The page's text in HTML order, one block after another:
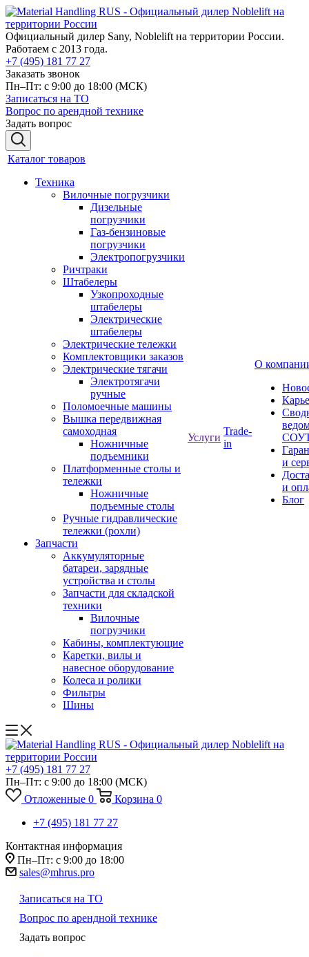
Официальный дилер Sany, Noblelift на территории России.
Работаем с 2013 года.
+7 (495) 181 77 27
Заказать звонок
Пн–Пт: с 9:00 до 18:00 (МСК)
Записаться на ТО
Вопрос по арендной технике
Задать вопрос
Каталог товаров
Техника
Вилочные погрузчики
Дизельные
погрузчики
Газ-бензиновые
погрузчики
Электропогрузчики
Ричтраки
Штабелеры
Узкопроходные
штабелеры
Электрические
штабелеры
Электрические тележки
Комплектовщики заказов
Электрические тягачи
Электротягачи
ручные
Поломоечные машины
Вышка передвижная
самоходная
Ножничные
подъемники
Платформенные столы и
тележки
Ножничные
подъемные столы
Ручные гидравлические
тележки (рохли)
Запчасти
Аккумуляторные
батареи, зарядные
устройства и столы
Запчасти для складской
техники
Вилочные
погрузчики
Кабины, комплектующие
Каретки, вилы и
навесное оборудование
Колеса и ролики
Фильтры
Шины
Услуги
Trade-
in
О
и
и
Блог
+7 (495) 181 77 27
Пн–Пт: с 9:00 до 18:00 (МСК)
Отложенные 0 Корзина 0
+7 (495) 181 77 27
Контактная информация
Пн–Пт: с 9:00 до 18:00
sales@mhrus.pro
Записаться на ТО
Вопрос по арендной технике
Задать вопрос